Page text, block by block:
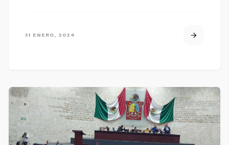
31 ENERO, 2024